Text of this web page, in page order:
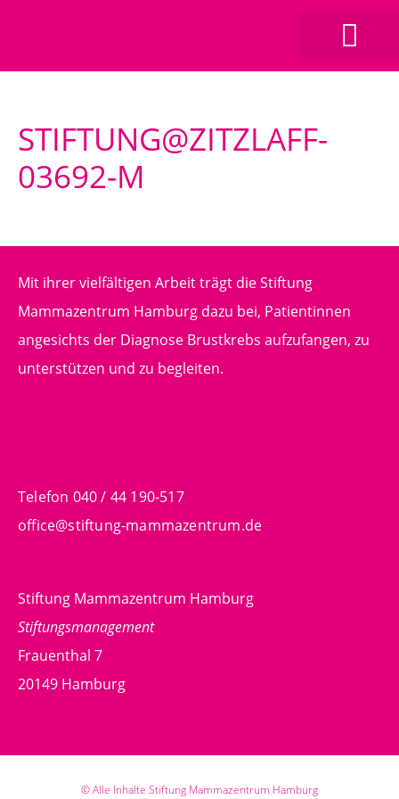
STIFTUNG@ZITZLAFF-
03692-M
Mit ihrer vielfältigen Arbeit trägt die Stiftung
Mammazentrum Hamburg dazu bei, Patientinnen
angesichts der Diagnose Brustkrebs aufzufangen, zu
unterstützen und zu begleiten.
Telefon 040 / 44 190-517
office@stiftung-mammazentrum.de
Stiftung Mammazentrum Hamburg
Stiftungsmanagement
Frauenthal 7
20149 Hamburg
© Alle Inhalte Stiftung Mammazentrum Hamburg